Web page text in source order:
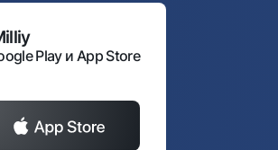
Play и App Store